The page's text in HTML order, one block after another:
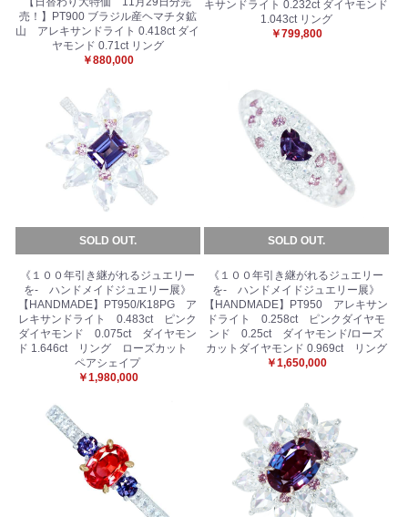
売！】PT900 ブラジル産ヘマチタ鉱
山 アレキサンドライト 0.418ct ダイ
ヤモンド 0.71ct リング
￥880,000
キサンドライト 0.232ct ダイヤモンド
1.043ct リング
￥799,800
SOLD OUT.
《１００年引き継がれるジュエリー
を- ハンドメイドジュエリー展》
【HANDMADE】PT950/K18PG ア
レキサンドライト 0.483ct ピンク
ダイヤモンド 0.075ct ダイヤモン
ド 1.646ct リング ローズカット
ペアシェイプ
￥1,980,000
SOLD OUT.
《１００年引き継がれるジュエリー
を- ハンドメイドジュエリー展》
【HANDMADE】PT950 アレキサン
ドライト 0.258ct ピンクダイヤモ
ンド 0.25ct ダイヤモンド/ローズ
カットダイヤモンド 0.969ct リング
￥1,650,000
お買い物を続ける カートへ進む